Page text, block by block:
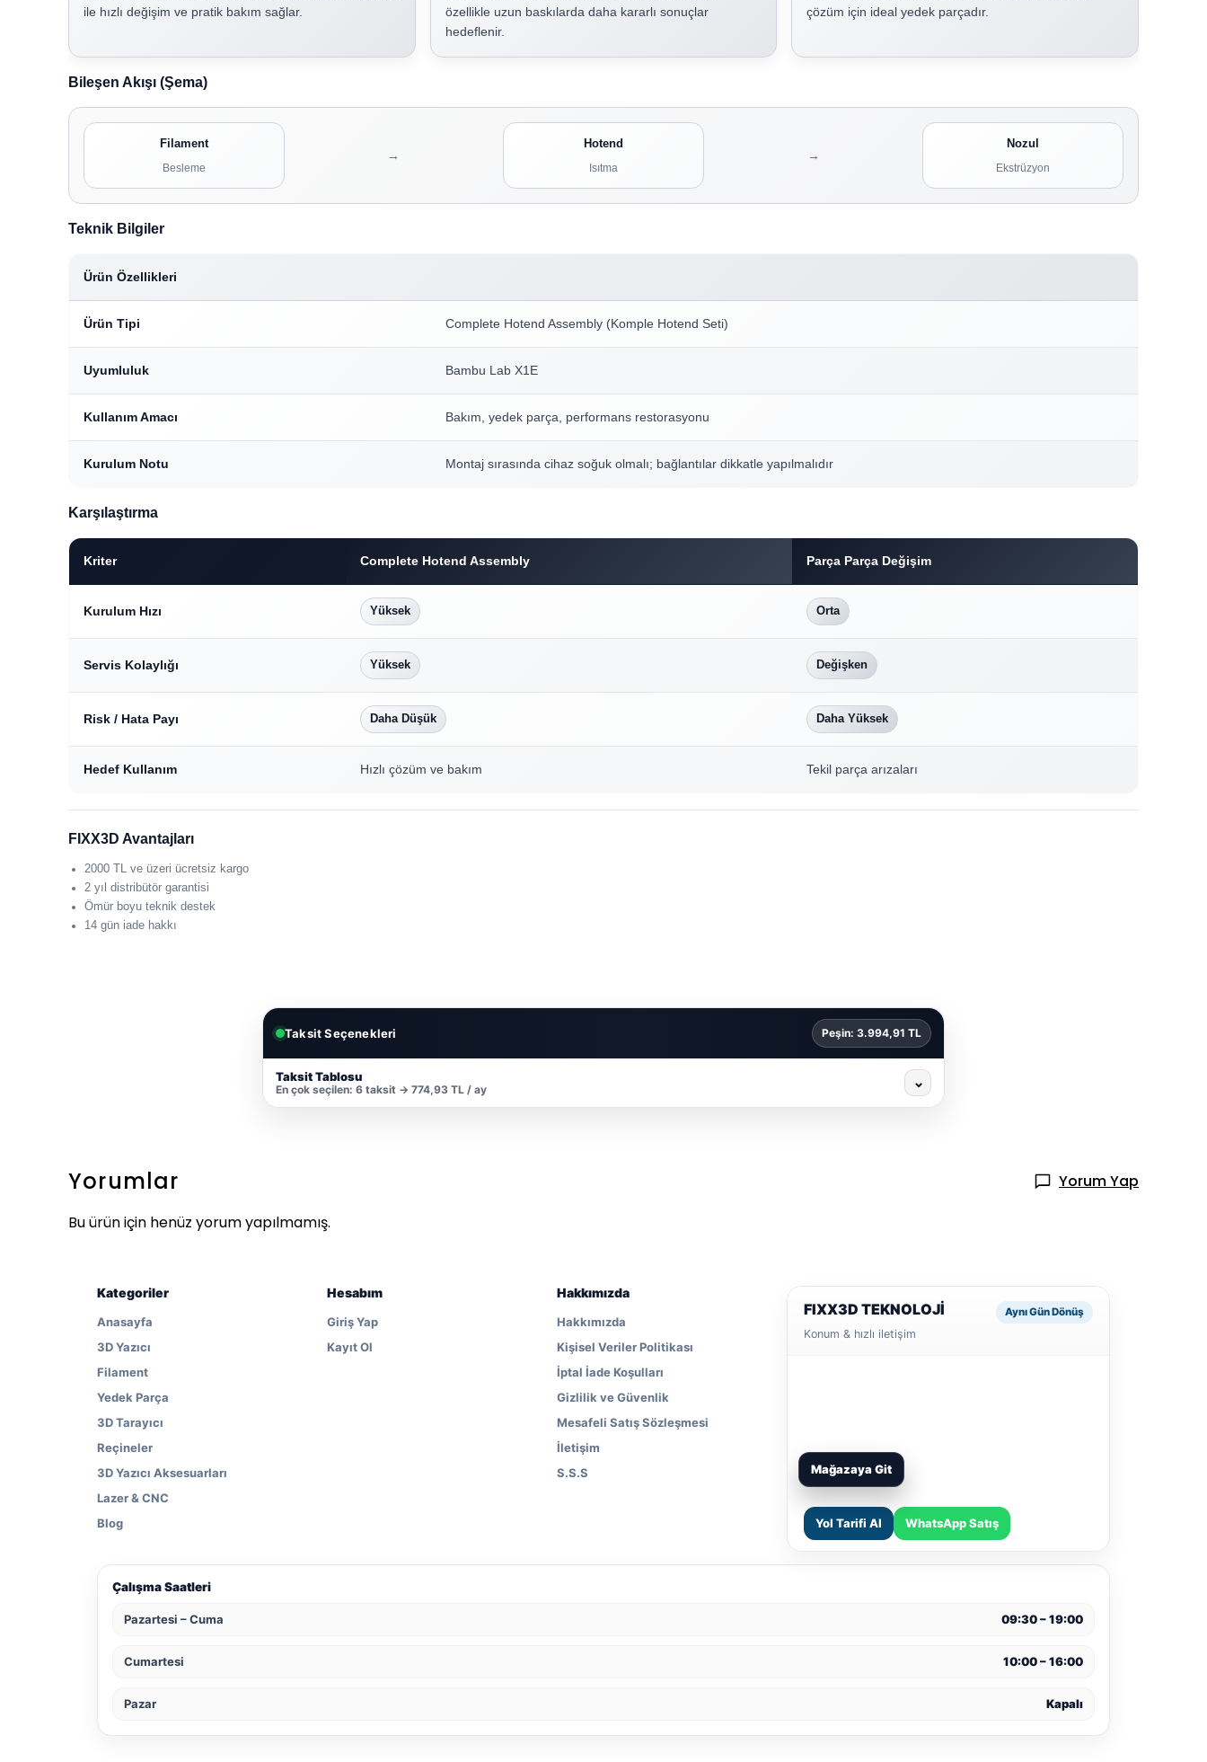
ile hızlı değişim ve pratik bakım sağlar.
özellikle uzun baskılarda daha kararlı sonuçlar
hedeflenir.
çözüm için ideal yedek parçadır.
Bileşen Akışı (Şema)
Filament
Besleme
→
Hotend
Isıtma
→
Nozul
Ekstrüzyon
Teknik Bilgiler
Ürün Özellikleri
Ürün Tipi Complete Hotend Assembly (Komple Hotend Seti)
Uyumluluk Bambu Lab X1E
Kullanım Amacı Bakım, yedek parça, performans restorasyonu
Kurulum Notu Montaj sırasında cihaz soğuk olmalı; bağlantılar dikkatle yapılmalıdır
Karşılaştırma
Kriter Complete Hotend Assembly Parça Parça Değişim
Kurulum Hızı Yüksek Orta
Servis Kolaylığı Yüksek Değişken
Risk / Hata Payı Daha Düşük Daha Yüksek
Hedef Kullanım Hızlı çözüm ve bakım Tekil parça arızaları
FIXX3D Avantajları
2000 TL ve üzeri ücretsiz kargo
2 yıl distribütör garantisi
Ömür boyu teknik destek
14 gün iade hakkı
Taksit Seçenekleri Peşin: 3.994,91 TL
Taksit Tablosu
En çok seçilen: 6 taksit → 774,93 TL / ay ⌄
Yorumlar
Yorum Yap
Bu ürün için henüz yorum yapılmamış.
Kategoriler
Anasayfa
3D Yazıcı
Filament
Yedek Parça
3D Tarayıcı
Reçineler
3D Yazıcı Aksesuarları
Lazer & CNC
Blog
Hesabım
Giriş Yap
Kayıt Ol
Hakkımızda
Hakkımızda
Kişisel Veriler Politikası
İptal İade Koşulları
Gizlilik ve Güvenlik
Mesafeli Satış Sözleşmesi
İletişim
S.S.S
FIXX3D TEKNOLOJİ
Konum & hızlı iletişim
Aynı Gün Dönüş
Mağazaya Git
Yol Tarifi Al WhatsApp Satış
Çalışma Saatleri
Pazartesi – Cuma 09:30 – 19:00
Cumartesi 10:00 – 16:00
Pazar Kapalı